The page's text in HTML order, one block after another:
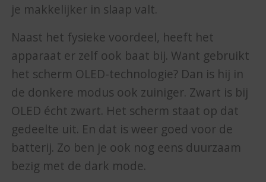
je makkelijker in slaap valt.
Naast het fysieke voordeel, heeft het
apparaat er zelf ook baat bij. Want gebruikt
het scherm OLED-technologie? Dan is hij in
de donkere modus ook zuiniger. Zwart is bij
OLED écht zwart. Het scherm staat op dat
gedeelte uit. En dat is weer goed voor de
batterij. Zo ben je ook nog eens duurzaam
bezig met de dark mode.